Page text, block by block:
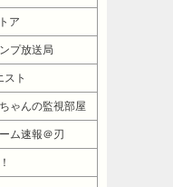
ア
プ放送局
スト
ゃんの監視部屋
ム速報＠刃